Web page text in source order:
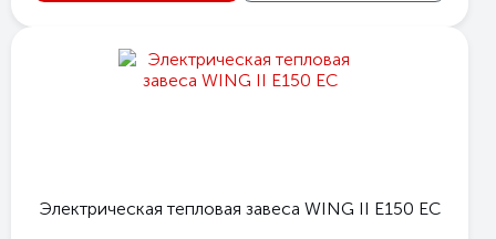
Электрическая тепловая завеса WING II E150 EC